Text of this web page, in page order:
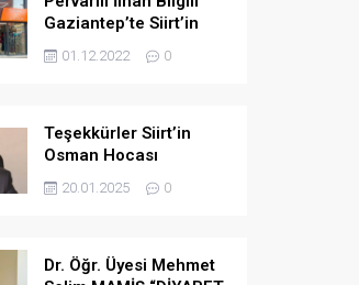
Gaziantep’te Siirt’in
gururu olmaya devam
ediyor
01.12.2022 0
Teşekkürler Siirt’in
Osman Hocası
20.01.2025 0
Dr. Öğr. Üyesi Mehmet